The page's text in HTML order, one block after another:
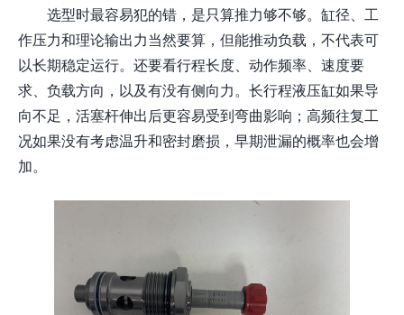
选型时最容易犯的错，是只算推力够不够。缸径、工
作压力和理论输出力当然要算，但能推动负载，不代表可
以长期稳定运行。还要看行程长度、动作频率、速度要
求、负载方向，以及有没有侧向力。长行程液压缸如果导
向不足，活塞杆伸出后更容易受到弯曲影响；高频往复工
况如果没有考虑温升和密封磨损，早期泄漏的概率也会增
加。